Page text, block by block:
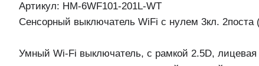
Артикул: HM-6WF101-201L-WT
Сенсорный выключатель WiFi с нулем 3кл.
Умный Wi-Fi выключатель, с рамкой 2.5D,